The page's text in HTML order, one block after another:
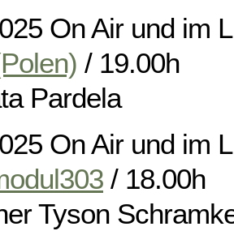
On Air und im
/ 19.00h
Pardela
On Air und im
/ 18.00h
Tyson